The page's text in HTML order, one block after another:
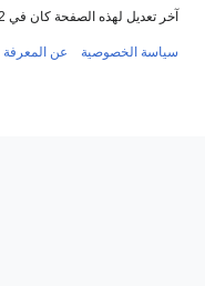
آخر تعديل لهذه الصفحة كان في 10:22, 5 أبريل 2026.
سياسة الخصوصية عن المعرفة